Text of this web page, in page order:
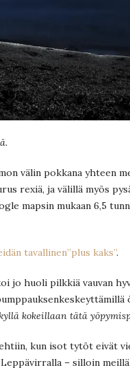
välin pokkana yhteen
rexiä, ja välillä myös
mapsin mukaan 6,5
tavallinen”plus kaks”.
jo huoli pilkkiä vauvan
kokeillaan tätä
kun isot tytöt eivät
– silloin